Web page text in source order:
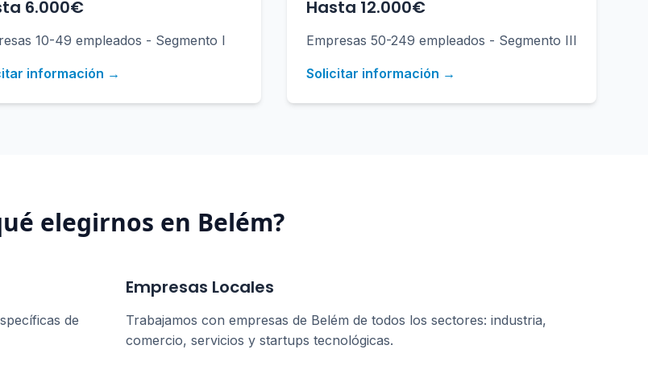
6.000€
10-49 empleados - Segmento I
información →
Hasta 12.000€
Empresas 50-249 empleados - Segmento III
Solicitar información →
elegirnos en Belém?
de
Empresas Locales
Trabajamos con empresas de Belém de todos los sectores: industria,
comercio, servicios y startups tecnológicas.